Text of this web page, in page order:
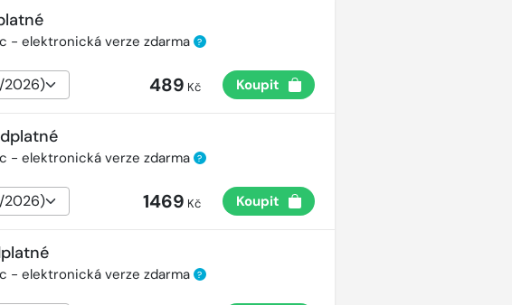
- elektronická verze zdarma ?
489 Kč Koupit
- elektronická verze zdarma ?
1469 Kč Koupit
- elektronická verze zdarma ?